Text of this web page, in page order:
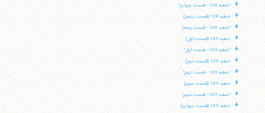
+ "خطبه 108 - قسمت چهارم"
+ خطبه 108 (قسمت پنجم)
+ "خطبه 108 - قسمت پنجم"
+ خطبه 109 (قسمت اول)
+ "خطبه 109 - قسمت اول"
+ خطبه 109 (قسمت دوم)
+ "خطبه 109 - قسمت دوم"
+ خطبه 109 (قسمت سوم)
+ "خطبه 109 - قسمت سوم"
+ خطبه 109 (قسمت چهارم)